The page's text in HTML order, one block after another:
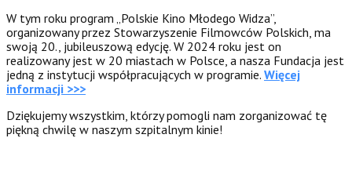
W tym roku program „Polskie Kino Młodego Widza”,
organizowany przez Stowarzyszenie Filmowców Polskich, ma
swoją 20., jubileuszową edycję. W 2024 roku jest on
realizowany jest w 20 miastach w Polsce, a nasza Fundacja jest
jedną z instytucji współpracujących w programie. Więcej
informacji >>>
Dziękujemy wszystkim, którzy pomogli nam zorganizować tę
piękną chwilę w naszym szpitalnym kinie!